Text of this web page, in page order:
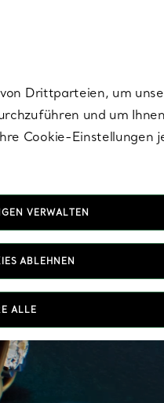
Drittparteien, um
und um
Cookie-Einstellungen
VERWALTEN
ABLEHNEN
ALLE